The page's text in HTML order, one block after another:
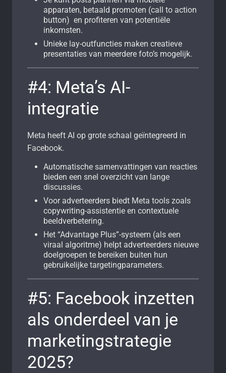
apparaten, betaald promoten (call to action
button) en profiteren van potentiële
inkomsten.
Unieke lay-outfuncties maken creatieve
presentaties van meerdere foto’s mogelijk.
#4: Meta’s AI-
integratie
Meta heeft AI op grote schaal geïntegreerd in
Facebook.
Automatische samenvattingen van reacties
bieden een snel overzicht van lange
discussies.
Voor adverteerders biedt Meta tools zoals
copywriting-assistentie en contextuele
beeldverbetering.
Het “Advantage Plus”-systeem (als een
viraal algoritme) helpt adverteerders nieuwe
doelgroepen te bereiken buiten hun
gebruikelijke targetingparameters.
#5: Facebook inzetten
als onderdeel van je
marketingstrategie
2025?